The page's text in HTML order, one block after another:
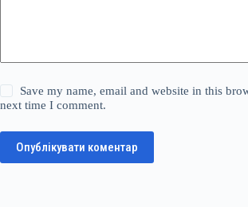
Save my name, email and website in this
next time I comment.
Опублікувати коментар